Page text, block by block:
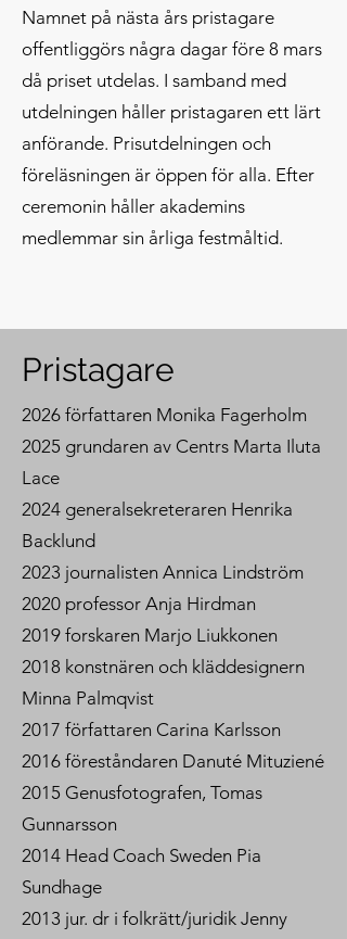
Namnet på nästa års pristagare
offentliggörs några dagar före 8 mars
då priset utdelas. I samband med
utdelningen håller pristagaren ett lärt
anförande. Prisutdelningen och
föreläsningen är öppen för alla. Efter
ceremonin håller akademins
medlemmar sin årliga festmåltid.
Pristagare
2026 författaren Monika Fagerholm
2025 grundaren av Centrs Marta Iluta
Lace
2024 generalsekreteraren Henrika
Backlund
2023 journalisten Annica Lindström
2020 professor Anja Hirdman
2019 forskaren Marjo Liukkonen
2018 konstnären och kläddesignern
Minna Palmqvist
2017 författaren Carina Karlsson
2016 föreståndaren Danuté Mituziené
2015 Genusfotografen, Tomas
Gunnarsson
2014 Head Coach Sweden Pia
Sundhage
2013 jur. dr i folkrätt/juridik Jenny